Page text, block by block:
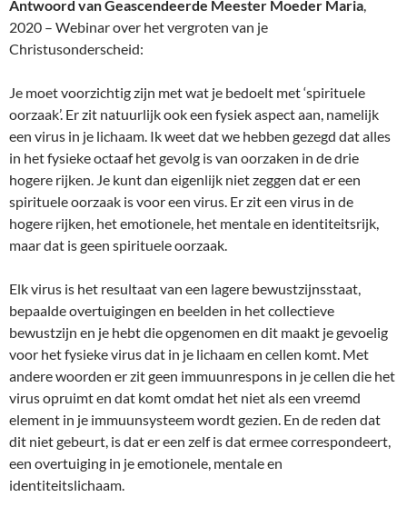
Antwoord van Geascendeerde Meester Moeder Maria,
2020 – Webinar over het vergroten van je
Christusonderscheid:
Je moet voorzichtig zijn met wat je bedoelt met ‘spirituele
oorzaak’. Er zit natuurlijk ook een fysiek aspect aan, namelijk
een virus in je lichaam. Ik weet dat we hebben gezegd dat alles
in het fysieke octaaf het gevolg is van oorzaken in de drie
hogere rijken. Je kunt dan eigenlijk niet zeggen dat er een
spirituele oorzaak is voor een virus. Er zit een virus in de
hogere rijken, het emotionele, het mentale en identiteitsrijk,
maar dat is geen spirituele oorzaak.
Elk virus is het resultaat van een lagere bewustzijnsstaat,
bepaalde overtuigingen en beelden in het collectieve
bewustzijn en je hebt die opgenomen en dit maakt je gevoelig
voor het fysieke virus dat in je lichaam en cellen komt. Met
andere woorden er zit geen immuunrespons in je cellen die het
virus opruimt en dat komt omdat het niet als een vreemd
element in je immuunsysteem wordt gezien. En de reden dat
dit niet gebeurt, is dat er een zelf is dat ermee correspondeert,
een overtuiging in je emotionele, mentale en
identiteitslichaam.